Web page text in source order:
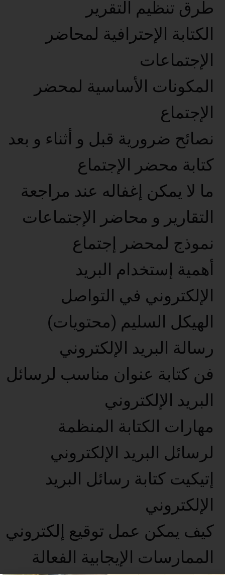
طرق تنظيم التقرير
الكتابة الإحترافية لمحاضر
الإجتماعات
المكونات الأساسية لمحضر
الإجتماع
نصائح ضرورية قبل و أثناء و بعد
كتابة محضر الإجتماع
ما لا يمكن إغفاله عند مراجعة
التقارير و محاضر الإجتماعات
نموذج لمحضر إجتماع
أهمية إستخدام البريد
الإلكتروني في التواصل
الهيكل السليم (محتويات)
رسالة البريد الإلكتروني
فن كتابة عنوان مناسب لرسائل
البريد الإلكتروني
مهارات الكتابة المنظمة
لرسائل البريد الإلكتروني
إتيكيت كتابة رسائل البريد
الإلكتروني
كيف يمكن عمل توقيع إلكتروني
الممارسات الإيجابية الفعالة